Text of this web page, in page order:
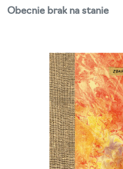
Obecnie brak na stanie